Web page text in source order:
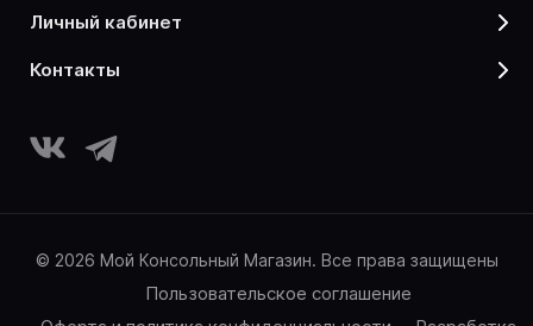
личный кабинет
контакты
© 2026 Мой Консольный Магазин. Все права защищены
Пользовательское соглашение